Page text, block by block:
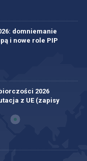
domniemanie
i nowe role PIP
2026
z UE (zapisy